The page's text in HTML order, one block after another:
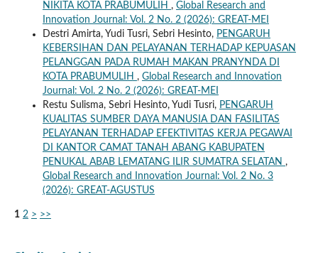
NIKITA KOTA PRABUMULIH , Global Research and
Innovation Journal: Vol. 2 No. 2 (2026): GREAT-MEI
Destri Amirta, Yudi Tusri, Sebri Hesinto, PENGARUH
KEBERSIHAN DAN PELAYANAN TERHADAP KEPUASAN
PELANGGAN PADA RUMAH MAKAN PRANYNDA DI
KOTA PRABUMULIH , Global Research and Innovation
Journal: Vol. 2 No. 2 (2026): GREAT-MEI
Restu Sulisma, Sebri Hesinto, Yudi Tusri, PENGARUH
KUALITAS SUMBER DAYA MANUSIA DAN FASILITAS
PELAYANAN TERHADAP EFEKTIVITAS KERJA PEGAWAI
DI KANTOR CAMAT TANAH ABANG KABUPATEN
PENUKAL ABAB LEMATANG ILIR SUMATRA SELATAN ,
Global Research and Innovation Journal: Vol. 2 No. 3
(2026): GREAT-AGUSTUS
1 2 > >>